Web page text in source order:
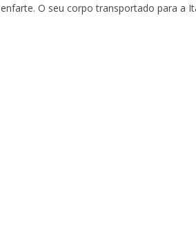
enfarte. O seu corpo transportado para a